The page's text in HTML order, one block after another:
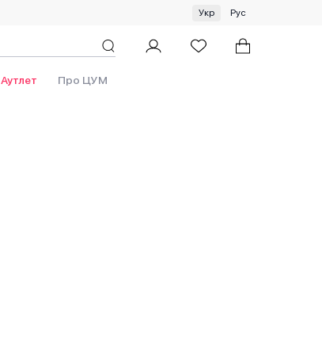
Спеціальна пропозиція на одяг та хустки ЦУМ by GUNIA
Укр Рус
Аутлет Про ЦУМ